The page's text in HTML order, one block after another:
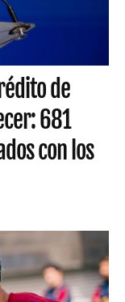
de
681
con los